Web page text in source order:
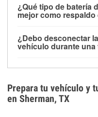
contar con un equipo
cortes prolongados.
parte baja del
dañarse si se
días después de la
¿Qué tipo de batería
mejor como
para aplicaciones de
selladas, resistentes a
¿Debo desconectar
vehículo durante una
los daños por
preparar opciones de
medidas de protección
Prepara tu vehículo y
en Sherman, TX